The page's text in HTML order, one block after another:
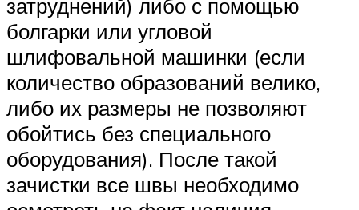
затруднений) либо с помощью
болгарки или угловой
шлифовальной машинки (если
количество образований велико,
либо их размеры не позволяют
обойтись без специального
оборудования). После такой
зачистки все швы необходимо